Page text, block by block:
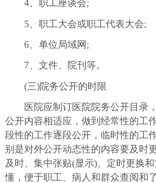
4、职工座谈会;
5、职工大会或职工代表大会;
6、单位局域网;
7、文件、院刊等。
(三)院务公开的时限
医院应制订医院院务公开目录
公开内容相适应，做到经常性的工
段性的工作逐段公开，临时性的工
别是对外公开动态性的内容要及时
及时、集中张贴(显示)、定时更换
懂，便于职工、病人和群众查阅和